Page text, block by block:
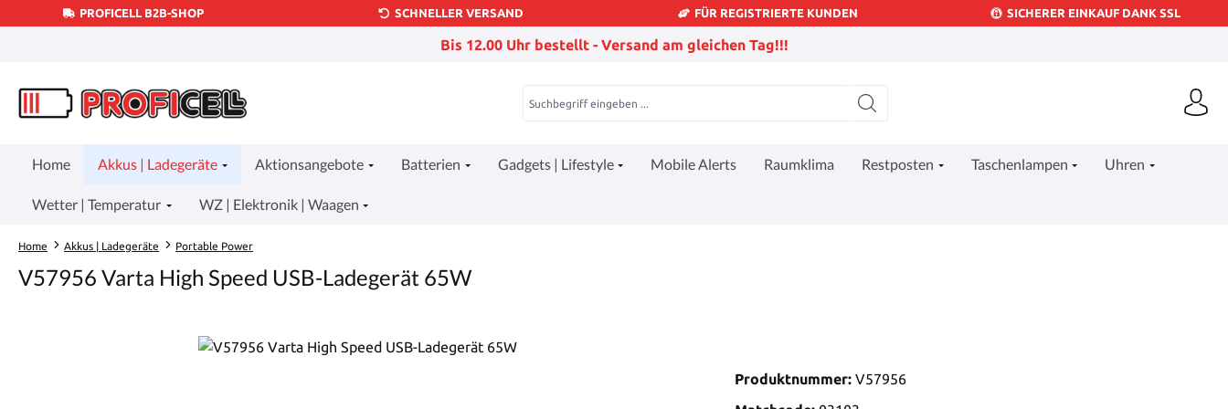
Hauptinhalt springen
Zur Suche springen
Zur Hauptnavigation springen
PROFICELL B2B-SHOP SCHNELLER VERSAND FÜR REGISTRIERTE KUNDEN SICHERER EINKAUF DANK SSL
Bis 12.00 Uhr bestellt - Versand am gleichen Tag!!!
Home Akkus | Ladegeräte Aktionsangebote Batterien Gadgets | Lifestyle Mobile Alerts Raumklima Restposten Taschenlampen Uhren
Wetter | Temperatur WZ | Elektronik | Waagen
Home Akkus | Ladegeräte Portable Power
V57956 Varta High Speed USB-Ladegerät 65W
Produktnummer: V57956